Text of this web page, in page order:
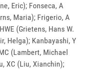
Eric); Fonseca, A
Maria); Frigerio, A
(Grietens, Hans W.
Helga); Kanbayashi, Y
(Lambert, Michael
XC (Liu, Xianchin);